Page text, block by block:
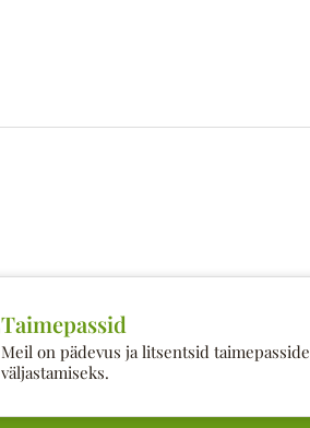
Taimepassid
Meil on pädevus ja litsentsid taimepasside
väljastamiseks.